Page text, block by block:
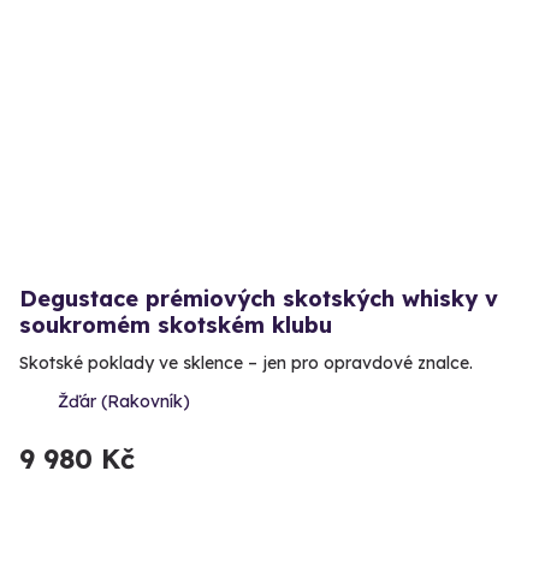
Degustace prémiových skotských whisky v
soukromém skotském klubu
Skotské poklady ve sklence – jen pro opravdové znalce.
Žďár (Rakovník)
9 980 Kč